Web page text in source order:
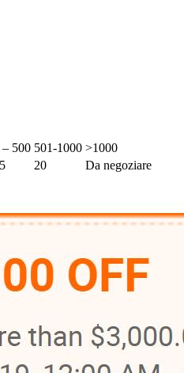
– 500 501-1000 >1000
20 Da negoziare